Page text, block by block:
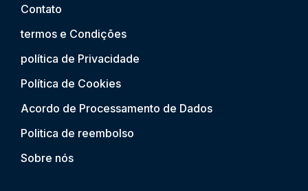
Contato
termos e Condições
política de Privacidade
Política de Cookies
Acordo de Processamento de Dados
Politica de reembolso
Sobre nós